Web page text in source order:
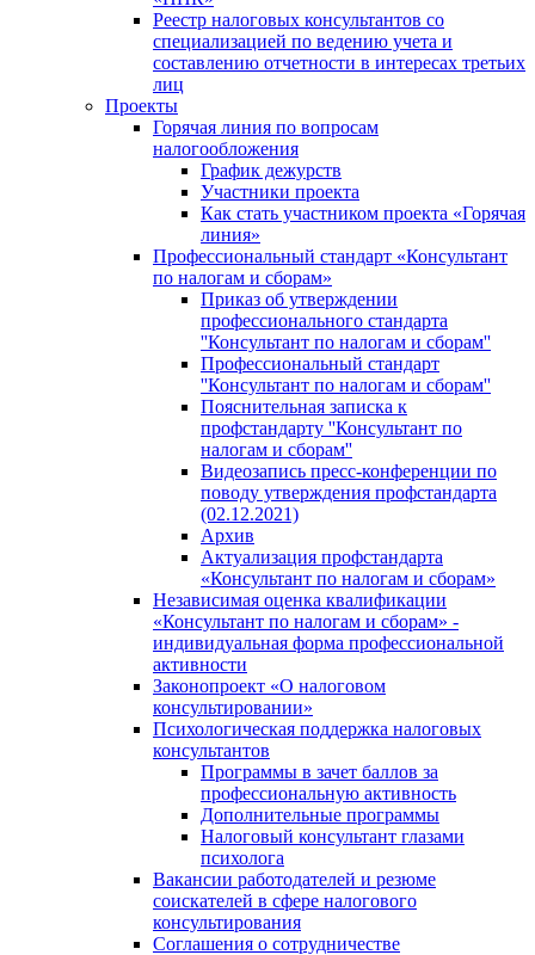
Реестр налоговых консультантов со
специализацией по ведению учета и
составлению отчетности в интересах третьих
лиц
Проекты
Горячая линия по вопросам
налогообложения
График дежурств
Участники проекта
Как стать участником проекта «Горячая
линия»
Профессиональный стандарт «Консультант
по налогам и сборам»
Приказ об утверждении
профессионального стандарта
''Консультант по налогам и сборам''
Профессиональный стандарт
''Консультант по налогам и сборам''
Пояснительная записка к
профстандарту ''Консультант по
налогам и сборам''
Видеозапись пресс-конференции по
поводу утверждения профстандарта
(02.12.2021)
Архив
Актуализация профстандарта
«Консультант по налогам и сборам»
Независимая оценка квалификации
«Консультант по налогам и сборам» -
индивидуальная форма профессиональной
активности
Законопроект «О налоговом
консультировании»
Психологическая поддержка налоговых
консультантов
Программы в зачет баллов за
профессиональную активность
Дополнительные программы
Налоговый консультант глазами
психолога
Вакансии работодателей и резюме
соискателей в сфере налогового
консультирования
Соглашения о сотрудничестве